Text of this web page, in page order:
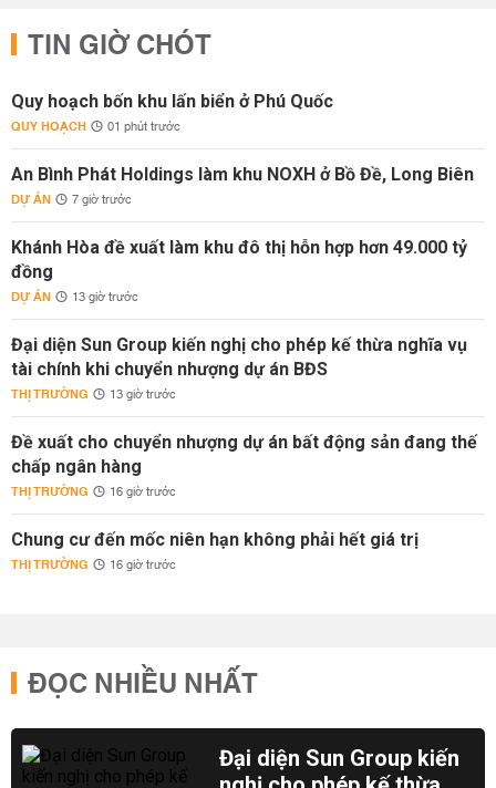
TIN GIỜ CHÓT
Quy hoạch bốn khu lấn biển ở Phú Quốc
QUY HOẠCH 01 phút trước
An Bình Phát Holdings làm khu NOXH ở Bồ Đề, Long Biên
DỰ ÁN 7 giờ trước
Khánh Hòa đề xuất làm khu đô thị hỗn hợp hơn 49.000 tỷ
đồng
DỰ ÁN 13 giờ trước
Đại diện Sun Group kiến nghị cho phép kế thừa nghĩa vụ
tài chính khi chuyển nhượng dự án BĐS
THỊ TRƯỜNG 13 giờ trước
Đề xuất cho chuyển nhượng dự án bất động sản đang thế
chấp ngân hàng
THỊ TRƯỜNG 16 giờ trước
Chung cư đến mốc niên hạn không phải hết giá trị
THỊ TRƯỜNG 16 giờ trước
ĐỌC NHIỀU NHẤT
Đại diện Sun Group kiến